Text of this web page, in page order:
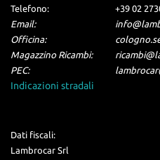
Telefono:
+39 02
Email:
Officina:
Magazzino Ricambi:
PEC:
Indicazioni stradali
Dati fiscali:
Lambrocar Srl